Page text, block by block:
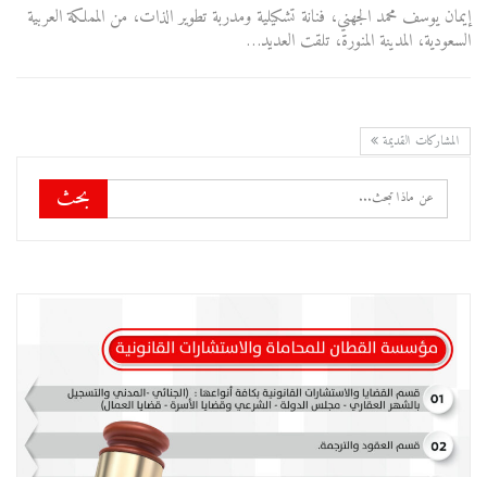
إيمان يوسف محمد الجهني، فنانة تشكيلية ومدربة تطوير الذات، من المملكة العربية
السعودية، المدينة المنورة، تلقت العديد…
المشاركات القديمة